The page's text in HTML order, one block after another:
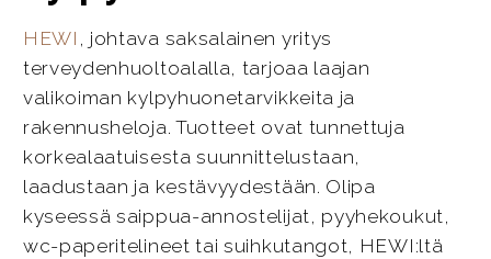
HEWI , johtava saksalainen yritys
terveydenhuoltoalalla, tarjoaa laajan
valikoiman kylpyhuonetarvikkeita ja
rakennusheloja. Tuotteet ovat tunnettuja
korkealaatuisesta suunnittelustaan,
laadustaan ja kestävyydestään. Olipa
kyseessä saippua-annostelijat, pyyhekoukut,
wc-paperitelineet tai suihkutangot, HEWI:ltä